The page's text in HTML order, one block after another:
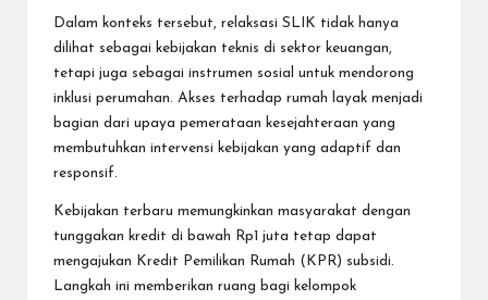
Dalam konteks tersebut, relaksasi SLIK tidak hanya
dilihat sebagai kebijakan teknis di sektor keuangan,
tetapi juga sebagai instrumen sosial untuk mendorong
inklusi perumahan. Akses terhadap rumah layak menjadi
bagian dari upaya pemerataan kesejahteraan yang
membutuhkan intervensi kebijakan yang adaptif dan
responsif.
Kebijakan terbaru memungkinkan masyarakat dengan
tunggakan kredit di bawah Rp1 juta tetap dapat
mengajukan Kredit Pemilikan Rumah (KPR) subsidi.
Langkah ini memberikan ruang bagi kelompok